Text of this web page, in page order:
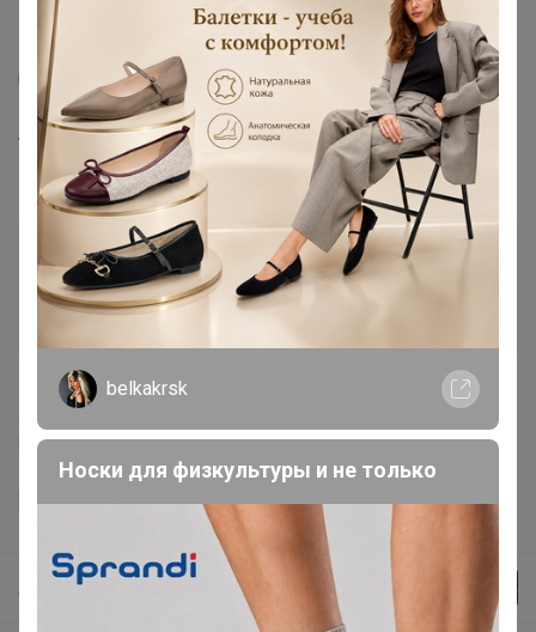
4 18
Туалет для приучения кошек к унитазу
39.2×38.7×3 см, белый
Орг. 64,52р
Доставка ~ 7 дней с момента включения в
счет
Делая заказ, Вы подтверждаете что ознакомлены с
регламентом выкупаи соглашаетесь сдоговором оферты.
Джилка
belkakrsk
Носки для физкультуры и не только